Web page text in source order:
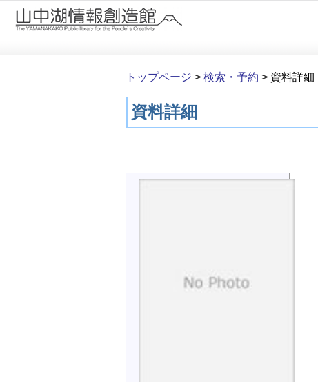
本文へ移動
トップページ > 検索・予約 > 資料詳細
資料詳細